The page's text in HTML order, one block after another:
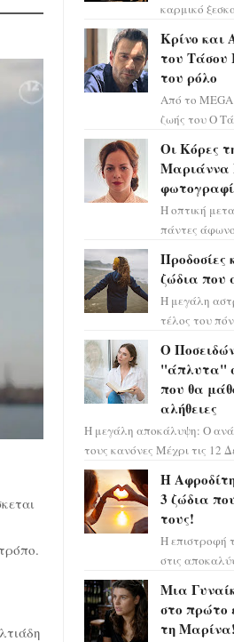
καρμικό
Κρίνο και
του Τάσου
του ρόλο
Από το
ζωής του Ο
επιτυχίας
Οι Κόρες
Μαριάννα
Η οπτική
πάντες
πρέπει τώρα
Προδοσίες
ζώδια που
Η μεγάλη
τέλος του
πάρετε μια
Ο
"άπλυτα"
που θα
αλήθειες
Η μεγάλη αποκάλυψη: Ο
τους κανόνες Μέχρι τις 12
σκηνικό θυμίζει ταινία
Η
3 ζώδια
τους!
Η επιστροφή
στις
ορόσημο,
Μια
στο πρώτο
τη Μαρίνα!